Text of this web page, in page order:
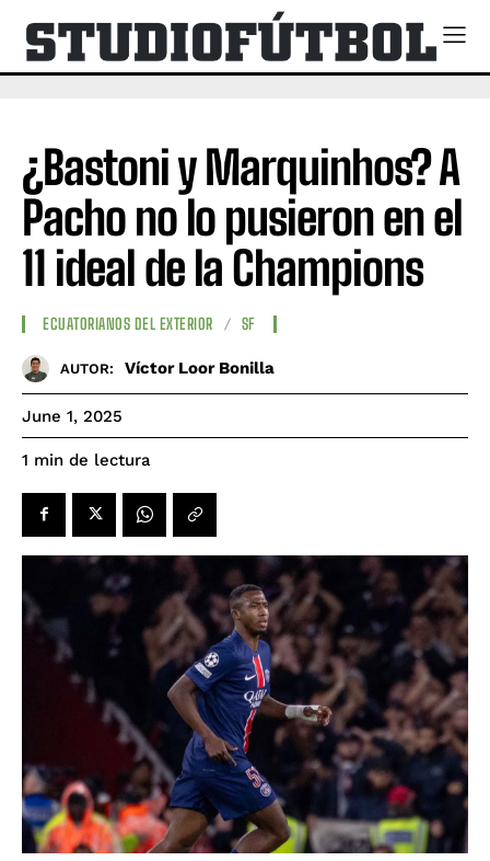
¿Bastoni y Marquinhos? A
Pacho no lo pusieron en el
11 ideal de la Champions
ECUATORIANOS DEL EXTERIOR SF
AUTOR: Víctor Loor Bonilla
June 1, 2025
1 min de lectura